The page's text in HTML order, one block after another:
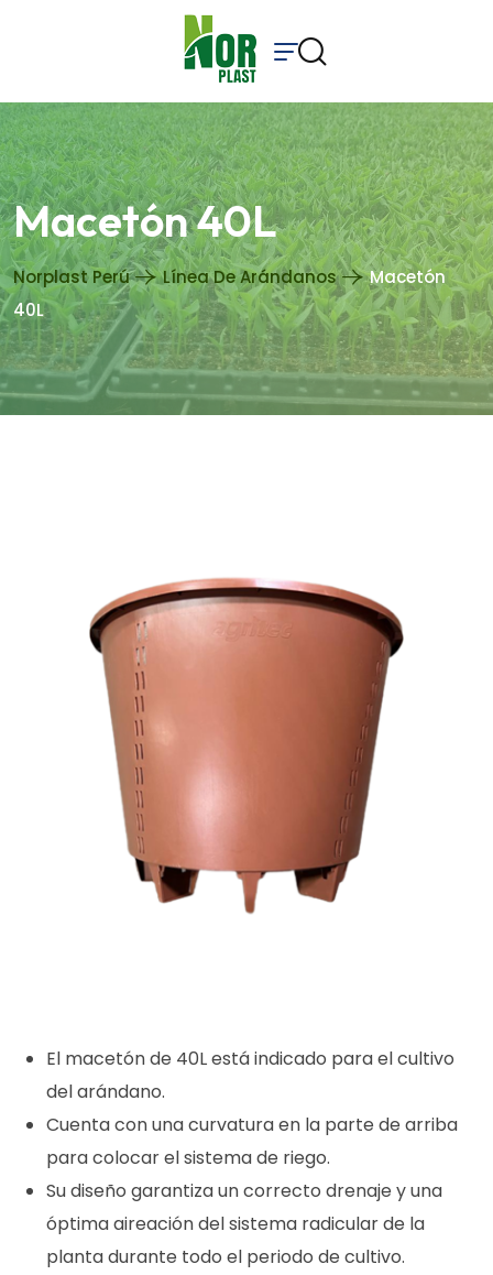
Macetón 40L
Norplast Perú Línea De Arándanos
Macetón
40L
El macetón de 40L está indicado para el cultivo
del arándano.
Cuenta con una curvatura en la parte de arriba
para colocar el sistema de riego.
Su diseño garantiza un correcto drenaje y una
óptima aireación del sistema radicular de la
planta durante todo el periodo de cultivo.